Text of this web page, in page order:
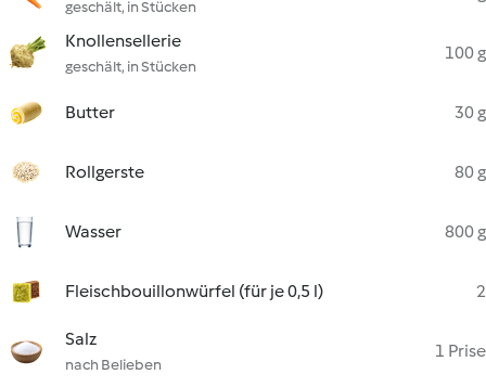
geschält, in Stücken
Knollensellerie
geschält, in Stücken
100 g
Butter 30 g
Rollgerste 80 g
Wasser 800 g
Fleischbouillonwürfel (für je 0,5 l) 2
Salz
nach Belieben
1 Prise